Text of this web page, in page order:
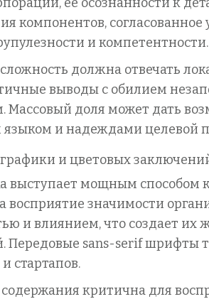
компонентов,
и компетентности.
должна отвечать
выводы с обилием
Массовый доля может дать
и надеждами целевой
и цветовых
выступает мощным
восприятие значимости
и влиянием, что создает
Передовые sans-serif шрифты
стартапов.
критична для